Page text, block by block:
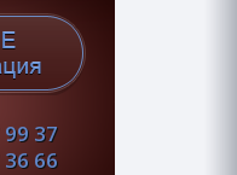
37
66